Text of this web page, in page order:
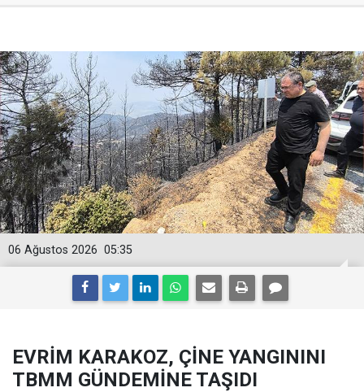
05:35
06 Ağustos 2026
EVRİM KARAKOZ, ÇİNE YANGININI
TBMM GÜNDEMİNE TAŞIDI